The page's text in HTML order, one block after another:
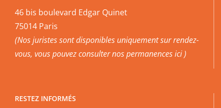
46 bis boulevard Edgar Quinet
75014 Paris
(Nos juristes sont disponibles uniquement sur rendez-
vous, vous pouvezconsulter nos permanences ici )
RESTEZ INFORMÉS